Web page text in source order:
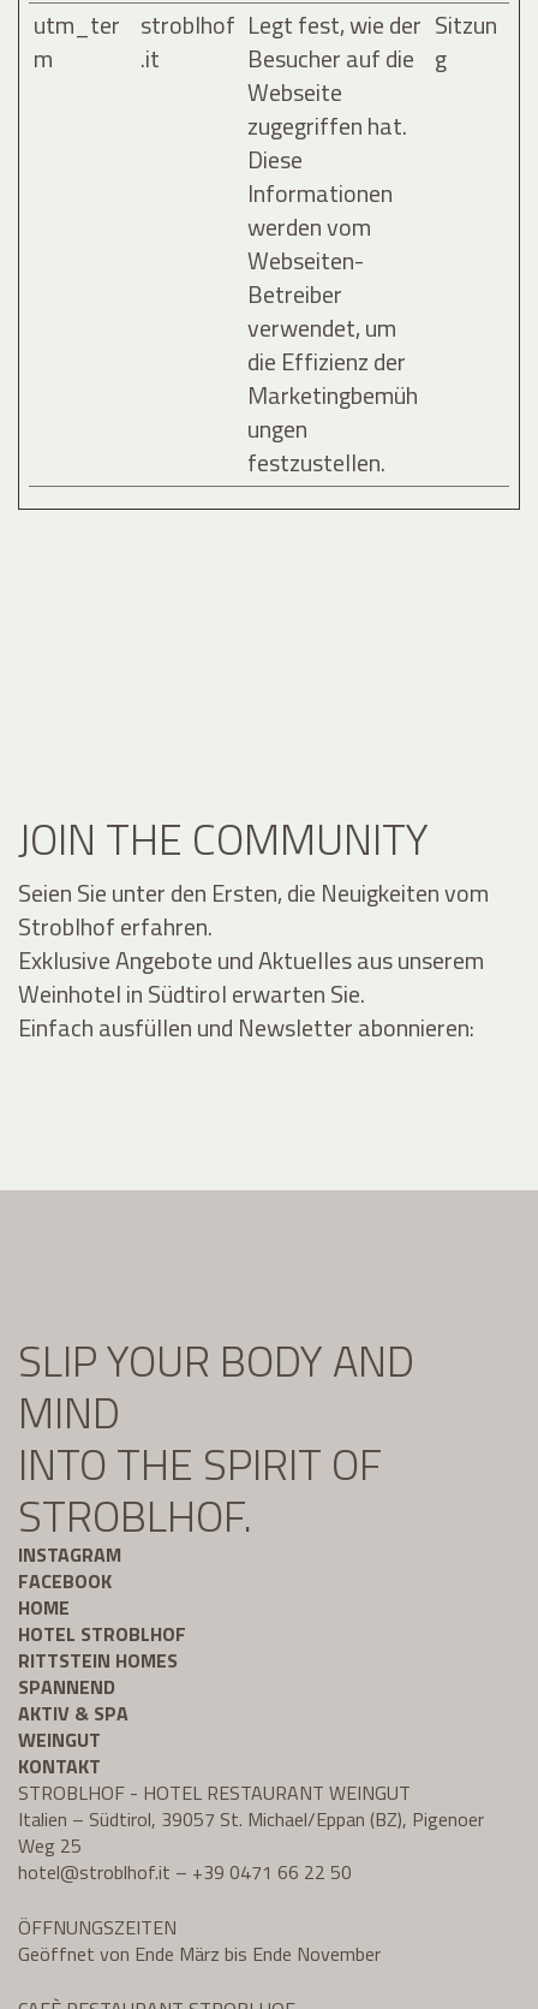
utm_ter
m
stroblhof
.it
Legt fest, wie der
Besucher auf die
Webseite
zugegriffen hat.
Diese
Informationen
werden vom
Webseiten-
Betreiber
verwendet, um
die Effizienz der
Marketingbemüh
ungen
festzustellen.
Sitzun
g
JOIN THE COMMUNITY
Seien Sie unter den Ersten, die Neuigkeiten vom
Stroblhof erfahren.
Exklusive Angebote und Aktuelles aus unserem
Weinhotel in Südtirol erwarten Sie.
Einfach ausfüllen und Newsletter abonnieren:
SLIP YOUR BODY AND
MIND
INTO THE SPIRIT OF
STROBLHOF.
INSTAGRAM
FACEBOOK
HOME
HOTEL STROBLHOF
RITTSTEIN HOMES
SPANNEND
AKTIV & SPA
WEINGUT
KONTAKT
STROBLHOF - HOTEL RESTAURANT WEINGUT
Italien – Südtirol, 39057 St. Michael/Eppan (BZ), Pigenoer
Weg 25
hotel@stroblhof.it – +39 0471 66 22 50
ÖFFNUNGSZEITEN
Geöffnet von Ende März bis Ende November